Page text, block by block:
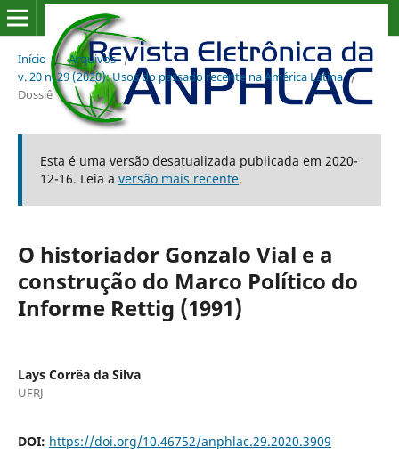
Início / Arquivos /
v. 20 n. 29 (2020): Usos do passado recente na América Latina /
Dossiê
Esta é uma versão desatualizada publicada em 2020-
12-16. Leia a versão mais recente.
O historiador Gonzalo Vial e a
construção do Marco Político do
Informe Rettig (1991)
Lays Corrêa da Silva
UFRJ
DOI: https://doi.org/10.46752/anphlac.29.2020.3909